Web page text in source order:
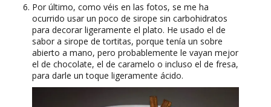
Por último, como véis en las fotos, se me ha
ocurrido usar un poco de sirope sin carbohidratos
para decorar ligeramente el plato. He usado el de
sabor a sirope de tortitas, porque tenía un sobre
abierto a mano, pero probablemente le vayan mejor
el de chocolate, el de caramelo o incluso el de fresa,
para darle un toque ligeramente ácido.